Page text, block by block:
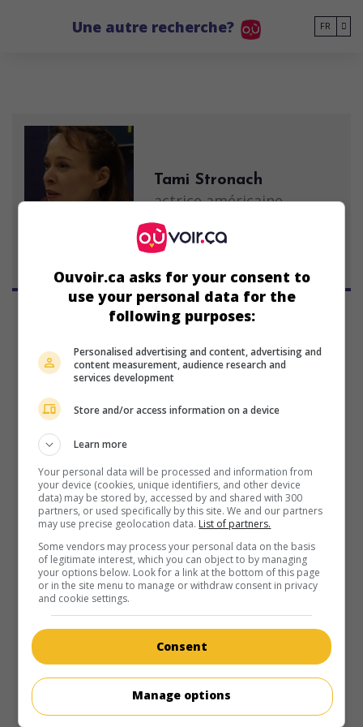
Une autre recherche? FR
Tami Stronach
actrice américaine
31 juillet 1972 (54 ans)
au cinéma sur mes écrans
Man and Witch: The Dance of a Thousand Steps
Stronach,Greg Steinbruner
l'empêche de prendre femme.
Durée: 94 min.
V.O.: Die Unendliche Geschichte
All. 1984. Contede Wolfgang Petersen avec Noah
Hathaway
Barret Oliver,Tami Stronach
. Un jeune garçon
trouve un livre merveilleux dont la lecture l'entraîne dans un
Ouvoir.ca asks for your consent to
use your personal data for the
following purposes:
Personalised advertising and content, advertising and
content measurement, audience research and
services development
Store and/or access information on a device
Learn more
Your personal data will be processed and information from
your device (cookies, unique identifiers, and other device
data) may be stored by, accessed by and shared with 300
partners, or used specifically by this site. We and our partners
may use precise geolocation data. List of partners.
Some vendors may process your personal data on the basis
of legitimate interest, which you can object to by managing
your options below. Look for a link at the bottom of this page
or in the site menu to manage or withdraw consent in privacy
and cookie settings.
Consent
Manage options